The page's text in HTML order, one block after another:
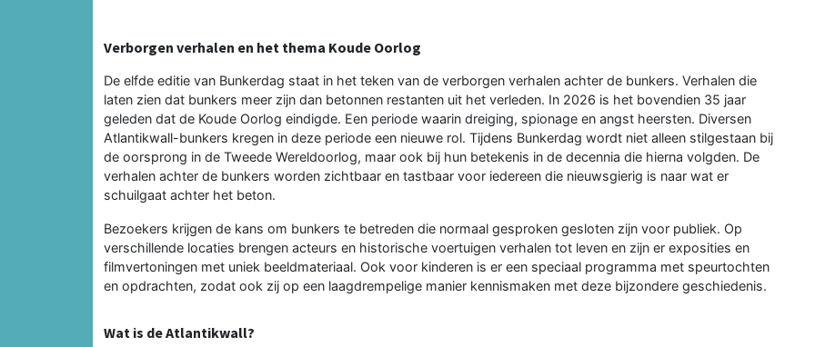
Verborgen verhalen en het thema Koude Oorlog
De elfde editie van Bunkerdag staat in het teken van de verborgen verhalen achter de bunkers. Verhalen die
laten zien dat bunkers meer zijn dan betonnen restanten uit het verleden. In 2026 is het bovendien 35 jaar
geleden dat de Koude Oorlog eindigde. Een periode waarin dreiging, spionage en angst heersten. Diversen
Atlantikwall-bunkers kregen in deze periode een nieuwe rol. Tijdens Bunkerdag wordt niet alleen stilgestaan bij
de oorsprong in de Tweede Wereldoorlog, maar ook bij hun betekenis in de decennia die hierna volgden. De
verhalen achter de bunkers worden zichtbaar en tastbaar voor iedereen die nieuwsgierig is naar wat er
schuilgaat achter het beton.
Bezoekers krijgen de kans om bunkers te betreden die normaal gesproken gesloten zijn voor publiek. Op
verschillende locaties brengen acteurs en historische voertuigen verhalen tot leven en zijn er exposities en
filmvertoningen met uniek beeldmateriaal. Ook voor kinderen is er een speciaal programma met speurtochten
en opdrachten, zodat ook zij op een laagdrempelige manier kennismaken met deze bijzondere geschiedenis.
Wat is de Atlantikwall?